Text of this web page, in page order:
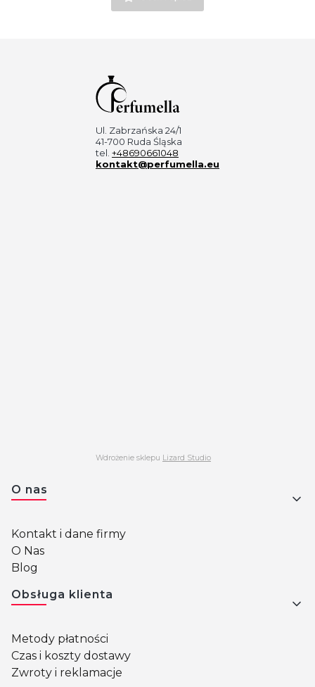
Ul. Zabrzańska 24/1
41-700 Ruda Śląska
tel. +48690661048
kontakt@perfumella.eu
Wdrożenie sklepu Lizard Studio
Linki w stopce
O nas
Kontakt i dane firmy
O Nas
Blog
Obsługa klienta
Metody płatności
Czas i koszty dostawy
Zwroty i reklamacje